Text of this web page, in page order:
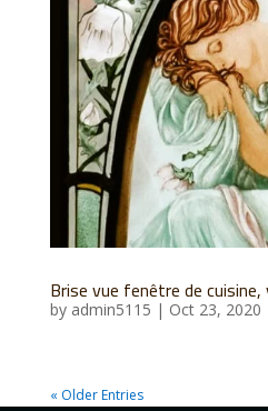
Brise vue fenêtre de
by admin5115 | Oct 23, 2020
« Older Entries